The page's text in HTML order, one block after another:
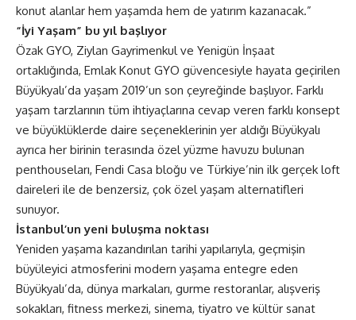
konut alanlar hem yaşamda hem de yatırım kazanacak.”
“İyi Yaşam” bu yıl başlıyor
Özak GYO, Ziylan Gayrimenkul ve Yenigün İnşaat
ortaklığında, Emlak Konut GYO güvencesiyle hayata geçirilen
Büyükyalı’da yaşam 2019’un son çeyreğinde başlıyor. Farklı
yaşam tarzlarının tüm ihtiyaçlarına cevap veren farklı konsept
ve büyüklüklerde daire seçeneklerinin yer aldığı Büyükyalı
ayrıca her birinin terasında özel yüzme havuzu bulunan
penthouseları, Fendi Casa bloğu ve Türkiye’nin ilk gerçek loft
daireleri ile de benzersiz, çok özel yaşam alternatifleri
sunuyor.
İstanbul’un yeni buluşma noktası
Yeniden yaşama kazandırılan tarihi yapılarıyla, geçmişin
büyüleyici atmosferini modern yaşama entegre eden
Büyükyalı’da, dünya markaları, gurme restoranlar, alışveriş
sokakları, fitness merkezi, sinema, tiyatro ve kültür sanat